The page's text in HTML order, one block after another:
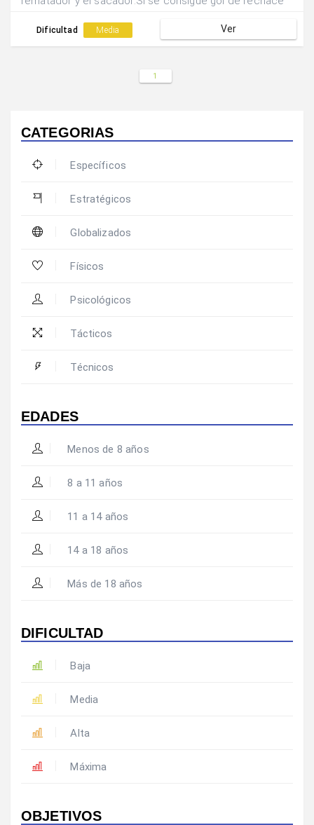
rotan las posiciones.
Dificultad Media Ver
1
CATEGORIAS
Específicos
Estratégicos
Globalizados
Físicos
Psicológicos
Tácticos
Técnicos
EDADES
Menos de 8 años
8 a 11 años
11 a 14 años
14 a 18 años
Más de 18 años
DIFICULTAD
Baja
Media
Alta
Máxima
OBJETIVOS